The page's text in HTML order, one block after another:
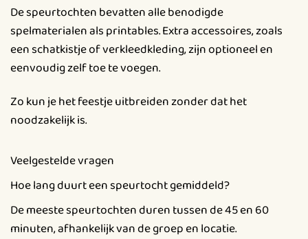
De speurtochten bevatten alle benodigde
spelmaterialen als printables. Extra accessoires, zoals
een schatkistje of verkleedkleding, zijn optioneel en
eenvoudig zelf toe te voegen.
Zo kun je het feestje uitbreiden zonder dat het
noodzakelijk is.
Veelgestelde vragen
Hoe lang duurt een speurtocht gemiddeld?
De meeste speurtochten duren tussen de 45 en 60
minuten, afhankelijk van de groep en locatie.